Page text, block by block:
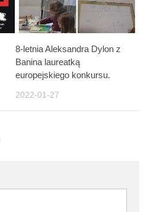
8-letnia Aleksandra Dylon z
Banina laureatką
europejskiego konkursu.
2022-01-27